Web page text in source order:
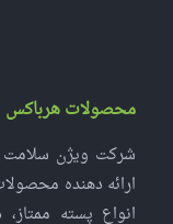
محصولات هرباکس
شرکت ویژن سلامت
ارائه دهنده
انواع پسته